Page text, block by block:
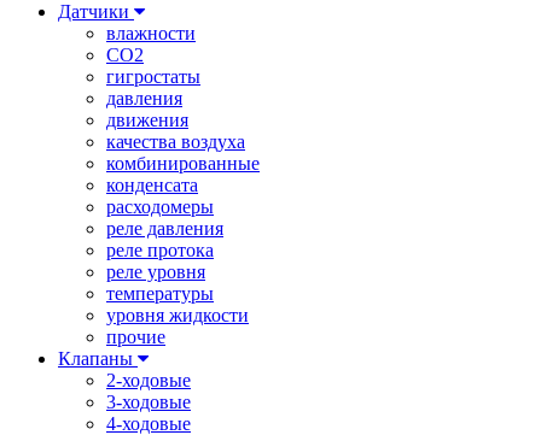
Датчики
влажности
CO2
гигростаты
давления
движения
качества воздуха
комбинированные
конденсата
расходомеры
реле давления
реле протока
реле уровня
температуры
уровня жидкости
прочие
Клапаны
2-ходовые
3-ходовые
4-ходовые